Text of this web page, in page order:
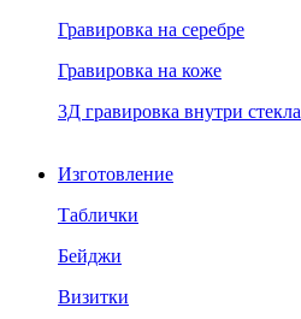
Гравировка на серебре
Гравировка на коже
3Д гравировка внутри стекла
Изготовление
Таблички
Бейджи
Визитки